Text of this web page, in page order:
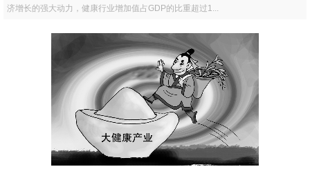
济增长的强大动力，健康行业增加值占GDP的比重超过1...